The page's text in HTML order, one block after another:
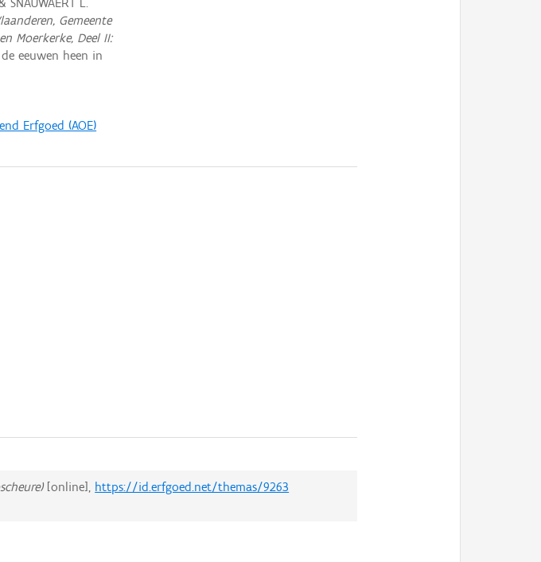
Gemeente
Moerkerke, Deel II:
eeuwen heen in
Erfgoed (AOE)
[online], https://id.erfgoed.net/themas/9263